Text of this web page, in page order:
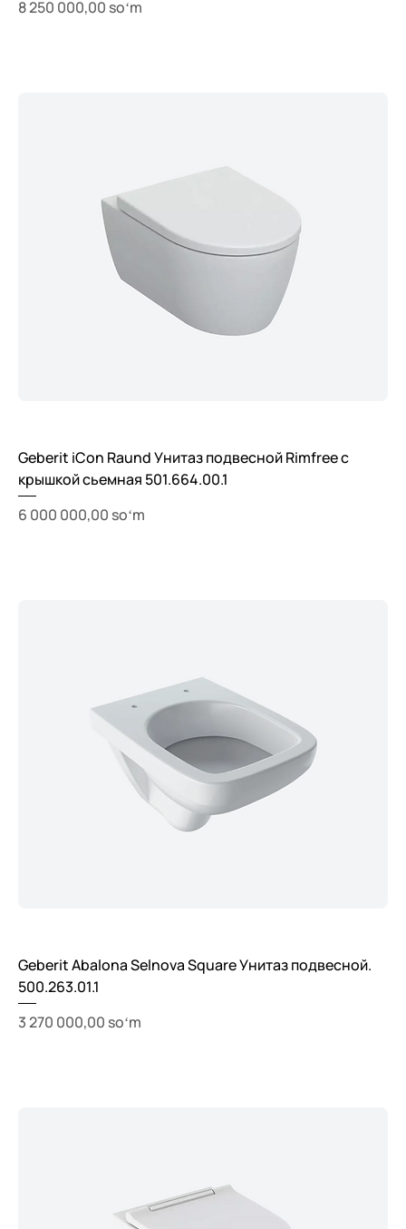
Price
8 250 000,00 soʻm
Geberit iCon Raund Унитаз подвесной Rimfree с
крышкой сьемная 501.664.00.1
Price
6 000 000,00 soʻm
Geberit Abalona Selnova Square Унитаз подвесной.
500.263.01.1
Price
3 270 000,00 soʻm